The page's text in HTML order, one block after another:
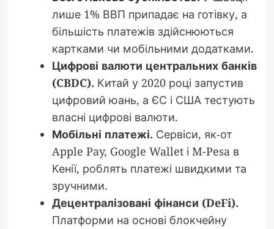
лише 1% ВВП припадає на готівку, а
більшість платежів здійснюються
картками чи мобільними додатками.
Цифрові валюти центральних банків
(CBDC). Китай у 2020 році запустив
цифровий юань, а ЄС і США тестують
власні цифрові валюти.
Мобільні платежі. Сервіси, як-от
Apple Pay, Google Wallet і M-Pesa в
Кенії, роблять платежі швидкими та
зручними.
Децентралізовані фінанси (DeFi).
Платформи на основі блокчейну